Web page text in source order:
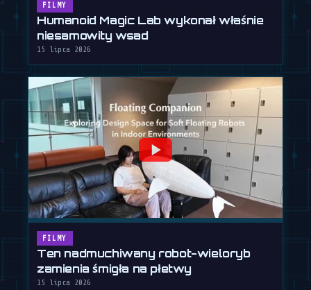
FILMY
Humanoid Magic Lab wykonał właśnie
niesamowity wsad
15 lipca 2026
FILMY
Ten nadmuchiwany robot-wieloryb
zamienia śmigła na płetwy
15 lipca 2026